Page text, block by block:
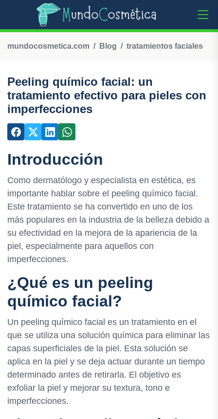
mundocosmetica.com Blog tratamientos faciales
Peeling químico facial: un
tratamiento efectivo para pieles con
imperfecciones
Introducción
Como dermatólogo y especialista en estética, es
importante hablar sobre el peeling químico facial.
Este tratamiento se ha convertido en uno de los
más populares en la industria de la belleza debido a
su efectividad en la mejora de la apariencia de la
piel, especialmente para aquellos con
imperfecciones.
¿Qué es un peeling
químico facial?
Un peeling químico facial es un tratamiento en el
que se utiliza una solución química para eliminar las
capas superficiales de la piel. Esta solución se
aplica en la piel y se deja actuar durante un tiempo
determinado antes de retirarla. El objetivo es
exfoliar la piel y mejorar su textura, tono e
imperfecciones.